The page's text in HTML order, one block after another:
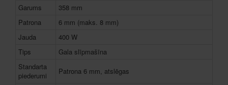
Garums
358 mm
Patrona
6 mm (maks. 8 mm)
Jauda
400 W
Tips
Gala slīpmašīna
Standarta
piederumi
Patrona 6 mm, atslēgas